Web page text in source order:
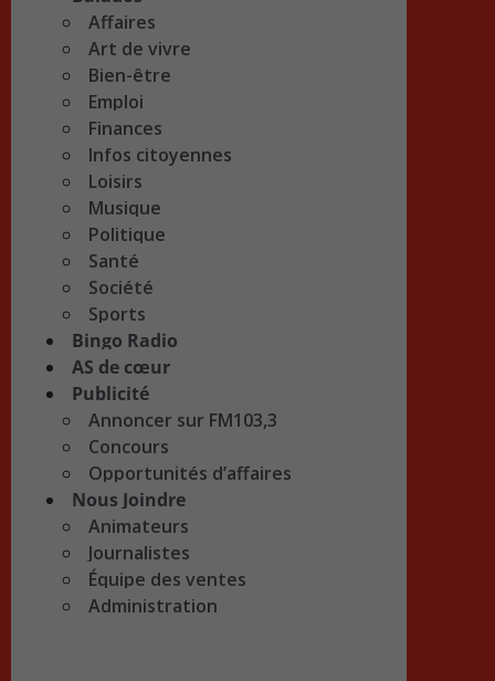
Affaires
Art de vivre
Bien-être
Emploi
Finances
Infos citoyennes
Loisirs
Musique
Politique
Santé
Société
Sports
Bingo Radio
AS de cœur
Publicité
Annoncer sur FM103,3
Concours
Opportunités d’affaires
Nous Joindre
Animateurs
Journalistes
Équipe des ventes
Administration